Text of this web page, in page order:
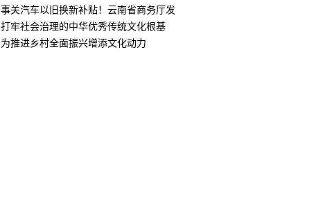
事关汽车以旧换新补贴！云南省商务厅发
布公
打牢社会治理的中华优秀传统文化根基
为推进乡村全面振兴增添文化动力